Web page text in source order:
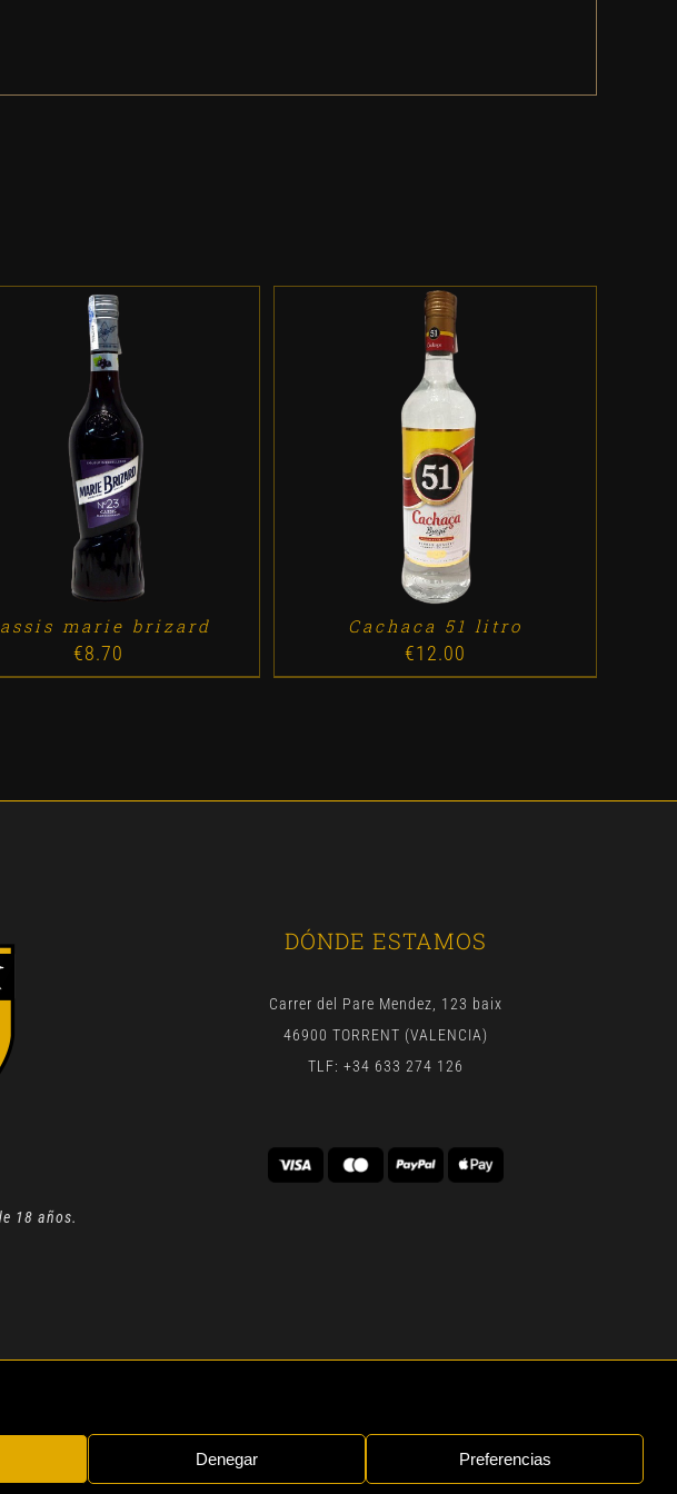
Denegar Preferencias
ADD TO CART
marie brizard
€8.70
ADD TO CART / DETALLES
Cachaca 51 litro
€12.00
18 años.
DÓNDE ESTAMOS
Carrer del Pare Mendez, 123 baix
46900 TORRENT (VALENCIA)
TLF: +34 633 274 126
RESERVADOS | BYGEN DIGITAL